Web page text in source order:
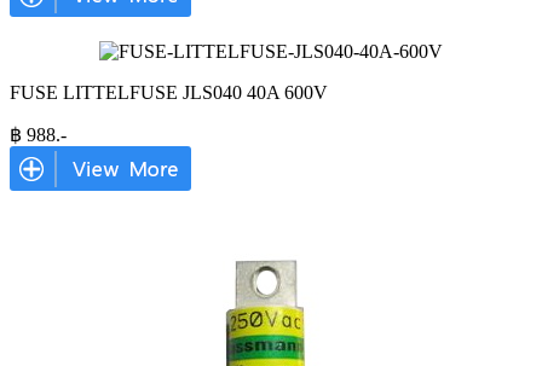
FUSE LITTELFUSE JLS040 40A 600V
฿ 988.-